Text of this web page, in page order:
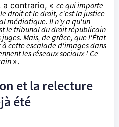
a contrario, « ce qui importe
droit et le droit, c'est la justice
médiatique. Il n'y a qu'un
le tribunal du droit républicain
juges. Mais, de grâce, que l'État
cette escalade d'images dans
les réseaux sociaux ! Ce
».
et la relecture
été